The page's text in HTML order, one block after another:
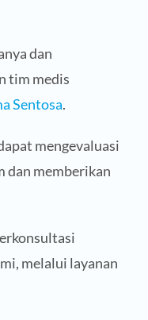
dan
tim medis
Sentosa.
mengevaluasi
dan memberikan
melalui layanan